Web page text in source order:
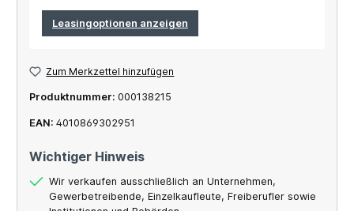
Leasingoptionen anzeigen
Zum Merkzettel hinzufügen
Produktnummer: 000138215
EAN: 4010869302951
Wichtiger Hinweis
Wir verkaufen ausschließlich an Unternehmen,
Gewerbetreibende, Einzelkaufleute, Freiberufler sowie